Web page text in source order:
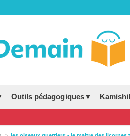
Outils pédagogiques▼